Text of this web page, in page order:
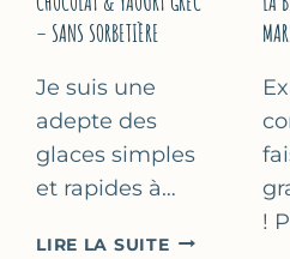
– SANS SORBETIÈRE
Je suis une
adepte des
glaces simples
et rapides à…
LIRE LA SUITEBÂTONNETS
!